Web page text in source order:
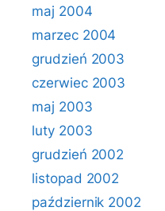
maj 2004
marzec 2004
grudzień 2003
czerwiec 2003
maj 2003
luty 2003
grudzień 2002
listopad 2002
październik 2002